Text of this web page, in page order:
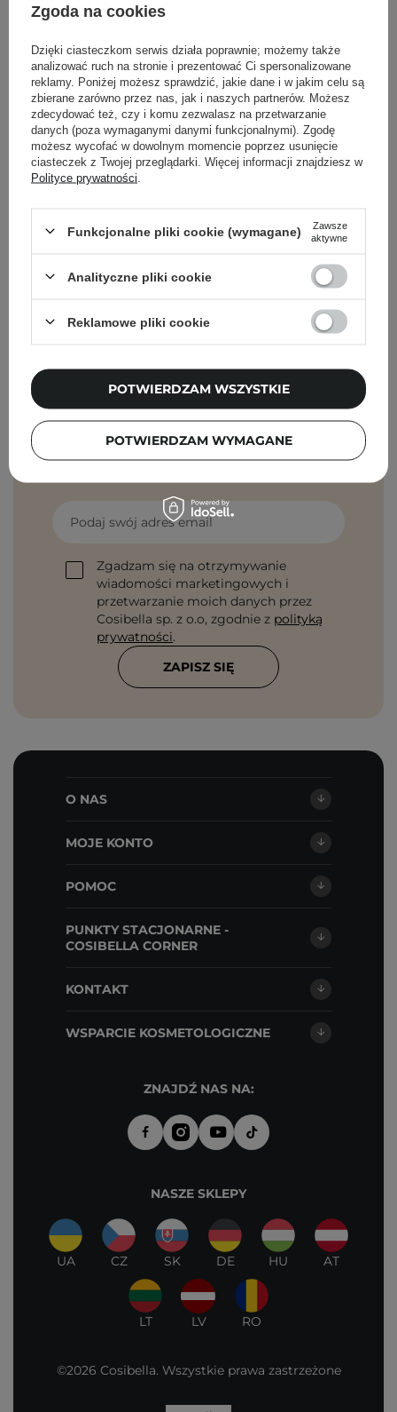
Nature Queen - Green Clay - Glinka Zielona - 150ml
Newsletter Cosibella
Pielęgnacyjne checklisty, eksperckie porady,
Podaj swój adres email
Zgadzam się na otrzymywanie
wiadomości marketingowych i
przetwarzanie moich danych przez
Cosibella sp. z o.o, zgodnie z polityką
prywatności.
ZAPISZ SIĘ
O NAS
MOJE KONTO
POMOC
PUNKTY STACJONARNE -
COSIBELLA CORNER
KONTAKT
WSPARCIE KOSMETOLOGICZNE
ZNAJDŹ NAS NA:
NASZE SKLEPY
UA CZ SK DE HU AT
LT LV RO
©2026 Cosibella. Wszystkie prawa zastrzeżone
Zgoda na cookies
Dzięki ciasteczkom serwis działa poprawnie; możemy także
analizować ruch na stronie i prezentować Ci spersonalizowane
reklamy. Poniżej możesz sprawdzić, jakie dane i w jakim celu są
zbierane zarówno przez nas, jak i naszych partnerów. Możesz
zdecydować też, czy i komu zezwalasz na przetwarzanie
danych (poza wymaganymi danymi funkcjonalnymi). Zgodę
możesz wycofać w dowolnym momencie poprzez usunięcie
ciasteczek z Twojej przeglądarki. Więcej informacji znajdziesz w
Polityce prywatności
Funkcjonalne pliki cookie (wymagane)
Zawsze
aktywne
Analityczne pliki cookie
Reklamowe pliki cookie
POTWIERDZAM WYMAGANE
POTWIERDZAM WSZYSTKIE